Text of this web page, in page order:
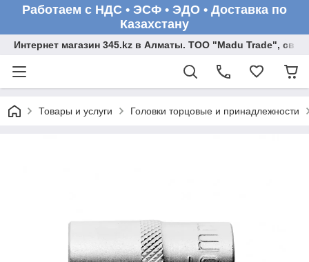
Работаем с НДС • ЭСФ • ЭДО • Доставка по
Казахстану
Интернет магазин 345.kz в Алматы. ТОО "Madu Trade",
Товары и услуги Головки торцовые и принадлежности